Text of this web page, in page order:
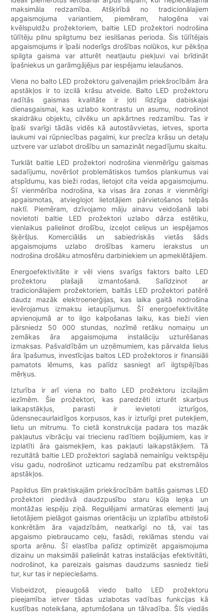
maksimāla redzamība. Atšķirībā no tradicionālajiem
apgaismojuma variantiem, piemēram, halogēna vai
kvēlspuldžu prožektoriem, baltie LED prožektori nodrošina
tūlītēju pilnu spilgtumu bez iesilšanas perioda. Šis tūlītējais
apgaismojums ir īpaši noderīgs drošības nolūkos, kur pēkšņa
spilgta gaisma var atturēt neatļautu piekļuvi vai brīdināt
īpašniekus un garāmgājējus par iespējamu ielaušanos.
Viena no balto LED prožektoru galvenajām priekšrocībām āra
apstākļos ir to izcilā krāsu atveide. Balto LED prožektoru
radītās gaismas kvalitāte ir ļoti līdzīga dabiskajai
dienasgaismai, kas uzlabo kontrastu un asumu, nodrošinot
skaidrāku objektu, cilvēku un apkārtnes redzamību. Tas ir
īpaši svarīgi tādās vidēs kā autostāvvietas, ietves, sporta
laukumi vai rūpniecības pagalmi, kur precīza krāsu un detaļu
uztvere var uzlabot drošību un samazināt negadījumu skaitu.
Turklāt baltie LED prožektori nodrošina vienmērīgu gaismas
sadalījumu, novēršot problemātiskos tumšos plankumus vai
atspīdumu, kas bieži rodas, lietojot cita veida apgaismojumu.
Šī vienmērība nodrošina, ka visas āra zonas ir vienmērīgi
apgaismotas, atvieglojot lietotājiem pārvietošanos telpās
naktī. Piemēram, dzīvojamo māju ainavu veidošanā labi
novietoti baltie LED prožektori uzlabo dārza estētiku,
vienlaikus palielinot drošību, izceļot celiņus un iespējamos
šķēršļus. Komerciālās un sabiedriskās vietās šāds
apgaismojums uzlabo drošības kameru ierakstus un
nodrošina drošāku atmosfēru darbiniekiem un apmeklētājiem.
Energoefektivitāte ir vēl viens svarīgs faktors balto LED
prožektoru plašajā izmantošanā. Salīdzinot ar
tradicionālajiem prožektoriem, baltās LED prožektori patērē
daudz mazāk elektroenerģijas, kas laika gaitā nodrošina
ievērojamus izmaksu ietaupījumus. Šī energoefektivitāte
apvienojumā ar to ilgo kalpošanas laiku, kas bieži vien
pārsniedz 50 000 stundas, nozīmē retāku nomaiņu un
zemākas āra apgaismojuma instalāciju uzturēšanas
izmaksas. Pašvaldībām un uzņēmumiem, kas pārvalda lielus
āra īpašumus, investīcijas baltos LED prožektoros ir finansiāli
pamatots lēmums, kas palīdz sasniegt arī ilgtspējības
mērķus.
Izturība ir arī viena no balto LED prožektoru izcilajām
iezīmēm. Šie prožektori, kas paredzēti izturēt skarbus
laikapstākļus, parasti ir ievietoti izturīgos,
ūdensnecaurlaidīgos korpusos, kas ir izturīgi pret putekļiem,
lietu un mitrumu. To cietā konstrukcija padara tos mazāk
pakļautus vibrāciju vai triecienu radītiem bojājumiem, kas ir
izplatīti āra gaismekļiem, kas pakļauti laikapstākļiem. Tā
rezultātā baltie LED prožektori saglabā nemainīgu veiktspēju
visu gadu, nodrošinot uzticamu redzamību pat ekstremālos
apstākļos.
Papildus šīm praktiskajām priekšrocībām baltās gaismas LED
prožektori piedāvā daudzpusību staru kūļa leņķa un
montāžas iespēju ziņā. Regulējami armatūras elementi ļauj
lietotājiem pielāgot gaismas orientāciju un izplatību atbilstoši
konkrētām āra vajadzībām, neatkarīgi no tā, vai tas
apgaismo piebraucamo ceļu, fasādi, reklāmas stendu vai
sporta arēnu. Šī elastība palīdz optimizēt apgaismojuma
dizainu un maksimāli palielināt katras instalācijas efektivitāti,
nodrošinot, ka pareizais gaismas daudzums sasniedz tieši
tur, kur tas ir nepieciešams.
Visbeidzot, pieaugošā viedo balto LED prožektoru
pieejamība ietver tādas uzlabotas vadības funkcijas kā
kustības noteikšana, aptumšošana un tālvadība. Šīs viedās